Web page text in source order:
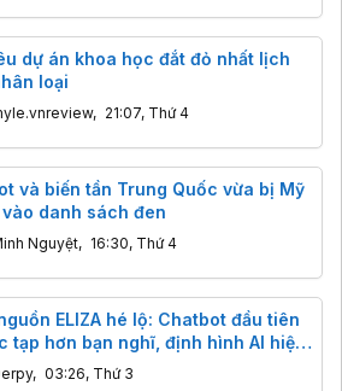
dự án khoa học đắt đỏ nhất lịch
loại
, 21:07, Thứ 4
và biến tần Trung Quốc vừa bị Mỹ
danh sách đen
Nguyệt, 16:30, Thứ 4
ELIZA hé lộ: Chatbot đầu tiên
tạp hơn bạn nghĩ, định hình AI hiện
, 03:26, Thứ 3